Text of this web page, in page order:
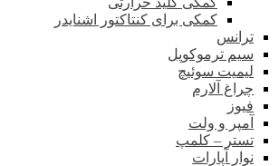
کمکی برای کنتاکتور اشنایدر
ترانس
سیم ترموکوپل
لیمیت سوئیچ
چراغ آلارم
فیوز
آمپر و ولت
تستر – کلمپ
نوار آپارات